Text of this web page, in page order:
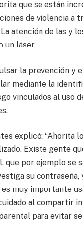
que se están
de violencia a
La atención de las y
un láser.
la prevención y
mediante la
vinculados al uso
explicó: “Ahorita
Existe gente
que por ejemplo se
su contraseña,
es muy importante
al compartir
para evitar